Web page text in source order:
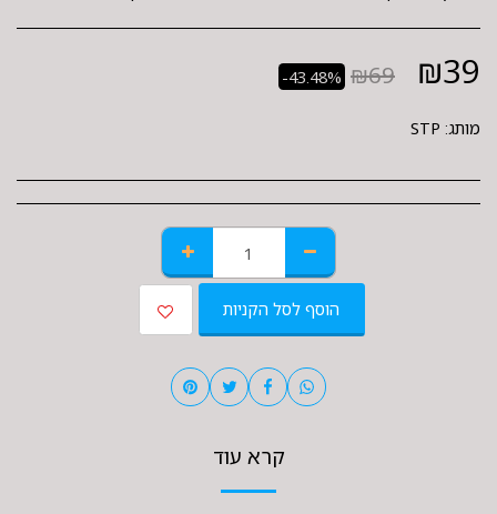
₪39
₪69
-43.48%
מותג: STP
הוסף לסל הקניות
קרא עוד